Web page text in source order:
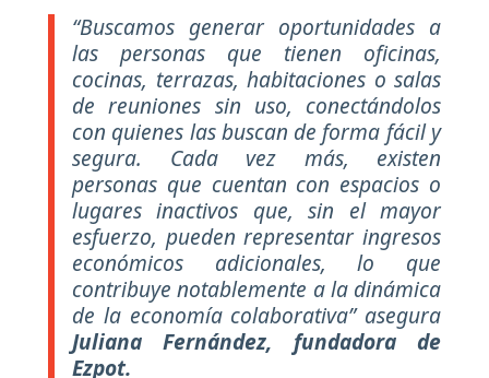
“Buscamos generar oportunidades a
las personas que tienen oficinas,
cocinas, terrazas, habitaciones o salas
de reuniones sin uso, conectándolos
con quienes las buscan de forma fácil y
segura. Cada vez más, existen
personas que cuentan con espacios o
lugares inactivos que, sin el mayor
esfuerzo, pueden representar ingresos
económicos adicionales, lo que
contribuye notablemente a la dinámica
de la economía colaborativa” asegura
Juliana Fernández, fundadora de
Ezpot.